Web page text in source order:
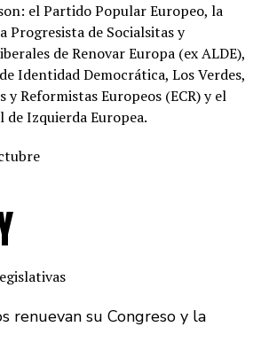
el Partido Popular Europeo, la
Progresista de Socialsitas y
de Renovar Europa (ex ALDE),
Identidad Democrática, Los Verdes,
y Reformistas Europeos (ECR) y el
de Izquierda Europea.